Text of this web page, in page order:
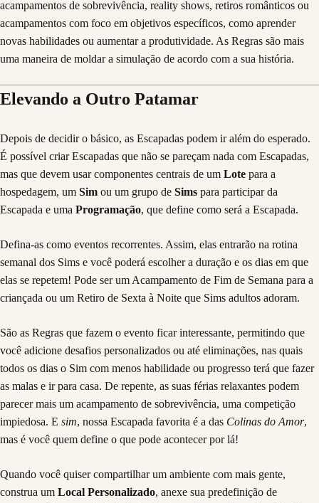
acampamentos de sobrevivência, reality shows, retiros românticos ou
acampamentos com foco em objetivos específicos, como aprender
novas habilidades ou aumentar a produtividade. As Regras são mais
uma maneira de moldar a simulação de acordo com a sua história.
Elevando a Outro Patamar
Depois de decidir o básico, as Escapadas podem ir além do esperado.
É possível criar Escapadas que não se pareçam nada com Escapadas,
mas que devem usar componentes centrais de um Lote para a
hospedagem, um Sim ou um grupo de Sims para participar da
Escapada e uma Programação, que define como será a Escapada.
Defina-as como eventos recorrentes. Assim, elas entrarão na rotina
semanal dos Sims e você poderá escolher a duração e os dias em que
elas se repetem! Pode ser um Acampamento de Fim de Semana para a
criançada ou um Retiro de Sexta à Noite que Sims adultos adoram.
São as Regras que fazem o evento ficar interessante, permitindo que
você adicione desafios personalizados ou até eliminações, nas quais
todos os dias o Sim com menos habilidade ou progresso terá que fazer
as malas e ir para casa. De repente, as suas férias relaxantes podem
parecer mais um acampamento de sobrevivência, uma competição
impiedosa. E sim, nossa Escapada favorita é a das Colinas do Amor,
mas é você quem define o que pode acontecer por lá!
Quando você quiser compartilhar um ambiente com mais gente,
construa um Local Personalizado, anexe sua predefinição de